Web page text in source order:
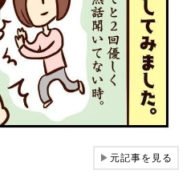
▶元記事を見る